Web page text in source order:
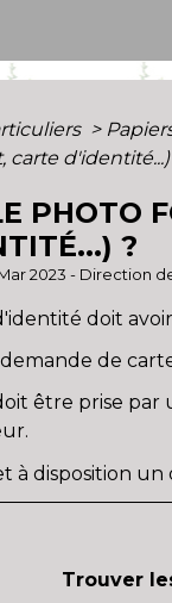
>
carte
PHOTO
?
2023 - Direction
doit
de
être prise par
à disposition
Trouver